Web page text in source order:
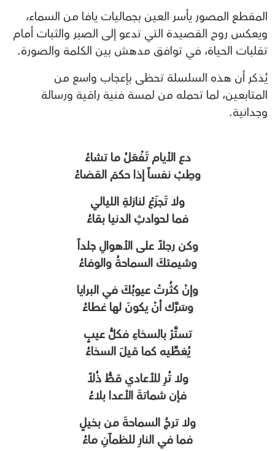
المقطع المصور يأسر العين بجماليات يافا من السماء،
ويعكس روح القصيدة التي تدعو إلى الصبر والثبات أمام
تقلبات الحياة، في توافق مدهش بين الكلمة والصورة.
يُذكر أن هذه السلسلة تحظى بإعجاب واسع من
المتابعين، لما تحمله من لمسة فنية راقية ورسالة
وجدانية.
دع الأيام تَفْعَلُ ما تشاءُ
وطِبْ نفساً إذا حكمَ القضاءُ
ولا تَجزَعْ لنازلةِ الليالي
فما لحوادثِ الدنيا بقاءُ
وكن رجلاً على الأهوالِ جلداً
وشيمتكَ السماحةُ والوفاءُ
وإنْ كثُرتْ عيوبُكَ في البرايا
وسَرَّك أنْ يكونَ لها غطاءُ
تستَّرْ بالسخاءِ فكلُّ عيبٍ
يُغطِّيه كما قيلَ السخاءُ
ولا تُرِ للأعادي قطُّ ذُلاً
فإن شماتةَ الأعدا بلاءُ
ولا ترجُ السماحةَ من بخيلٍ
فما في النارِ للظمآنِ ماءُ